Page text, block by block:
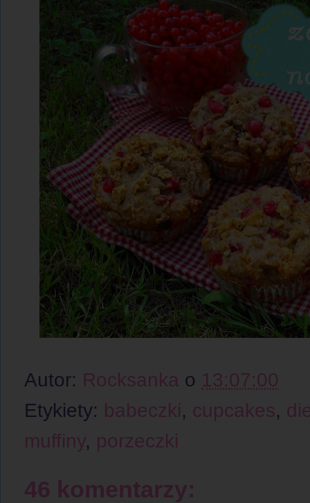
Autor: Rocksanka o 13:07:00
Etykiety: babeczki, cupcakes,
muffiny, porzeczki
46 komentarzy: